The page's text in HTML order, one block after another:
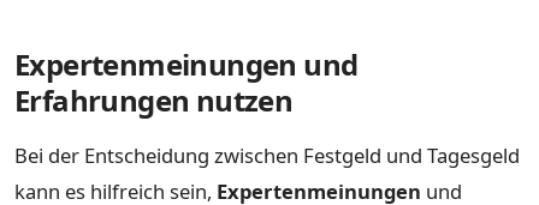
Expertenmeinungen und
Erfahrungen nutzen
Bei der Entscheidung zwischen Festgeld und Tagesgeld
kann es hilfreich sein, Expertenmeinungen und